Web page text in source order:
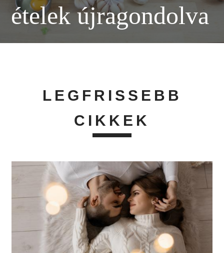
ételek újragondolva
LEGFRISSEBB
CIKKEK